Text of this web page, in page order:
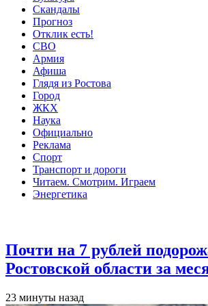
Скандалы
Прогноз
Отклик есть!
СВО
Армия
Афиша
Глядя из Ростова
Город
ЖКХ
Наука
Официально
Реклама
Спорт
Транспорт и дороги
Читаем. Смотрим. Играем
Энергетика
Почти на 7 рублей
Ростовской области за
23 минуты назад